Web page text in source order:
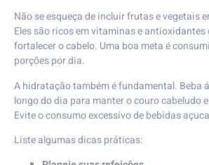
Não se esqueça de incluir frutas e vegetais
Eles são ricos em vitaminas e antioxidantes
fortalecer o cabelo. Uma boa meta é
porções por dia.
A hidratação também é fundamental. Beba
longo do dia para manter o couro cabeludo
Evite o consumo excessivo de bebidas
Liste algumas dicas práticas: